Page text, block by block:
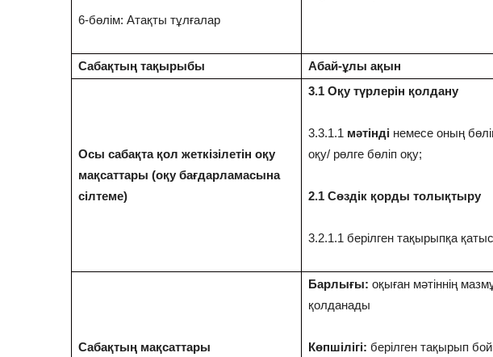
6-бөлім: Атақты тұлғалар
Сабақтың тақырыбы Абай-ұлы ақын
Осы сабақта қол жеткізілетін оқу
мақсаттары (оқу бағдарламасына
сілтеме)
3.1 Оқу түрлерін қолдану
3.3.1.1 мәтінді немесе оның
оқу/ рөлге бөліп оқу;
2.1 Сөздік қорды толықтыру
3.2.1.1 берілген тақырыпқа
Сабақтың мақсаттары
Барлығы: оқыған мәтіннің
қолданады
Көпшілігі: берілген тақырып